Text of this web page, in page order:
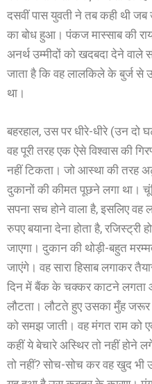
दसवीं पास युवती ने तब कही थी
का बोध हुआ। पंकज मास्साब की
अनर्थ उम्मीदों को खदबदा देने
जाता है कि वह लालकिले के बुर्ज
था।
बहरहाल, उस पर धीरे-धीरे (उन
वह पूरी तरह एक ऐसे विश्वास की
नहीं टिकता। जो आस्था की तरह
दुकानों की कीमत पूछने लगा था।
सपना सच होने वाला है, इसलिए वह
रुपए बयाना देना होता है, रजिस्ट्री
जाएगा। दुकान की थोड़ी-बहुत
जाएंगे। वह सारा हिसाब लगाकर
दिन में बैंक के चक्कर काटने लगता
लौटता। लौटते हुए उसका मुँह जरूर
को समझ जाती। वह मंगत राम
कहीं ये बेचारे अस्थिर तो नहीं होने
तो नहीं? सोच-सोच कर वह खुद भी